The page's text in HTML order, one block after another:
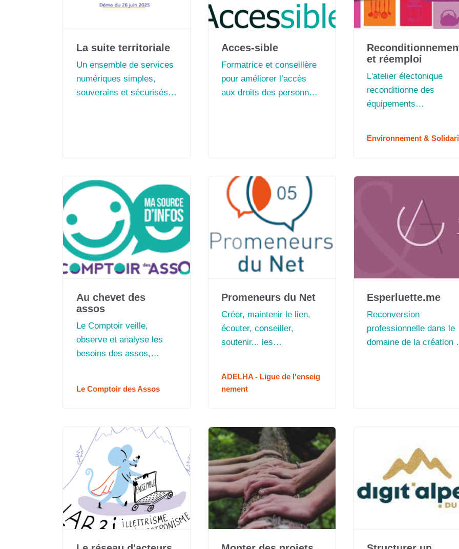
La suite territoriale
Un ensemble de services
numériques simples,
souverains et sécurisés
Acces-sible
Formatrice et conseillère
pour améliorer l’accès
aux droits des personnes
et réemploi
L'atelier électonique
reconditionne des
équipements
Environnement &
Au chevet des
assos
Le Comptoir veille,
observe et analyse les
besoins des assos,
Le Comptoir des Assos
Promeneurs du Net
Créer, maintenir le lien,
écouter, conseiller,
soutenir... les
en relation avec les
ADELHA - Ligue de l'enseig
nement
Esperluette.me
Reconversion
professionnelle dans le
domaine de la création